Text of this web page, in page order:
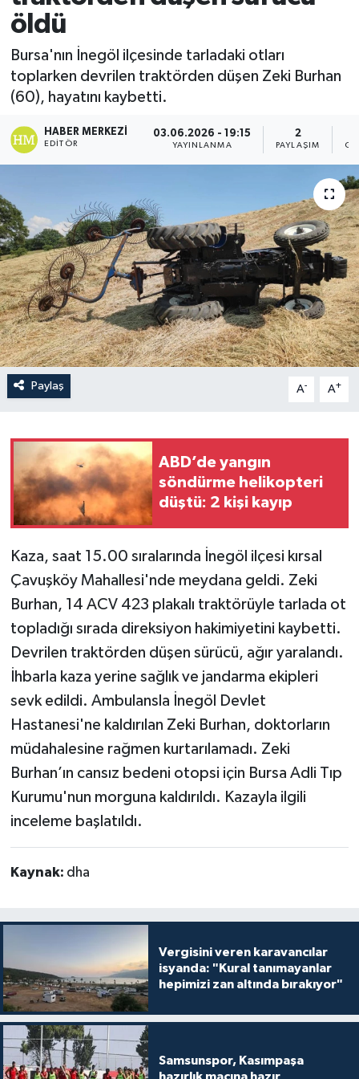
öldü
Bursa'nın İnegöl ilçesinde tarladaki otları
toplarken devrilen traktörden düşen Zeki Burhan
(60), hayatını kaybetti.
HABER MERKEZI
EDITÖR
03.06.2026 - 19:15
YAYINLANMA
2
PAYLAŞIM
Paylaş A- A+
ABD’de yangın
söndürme helikopteri
düştü: 2 kişi kayıp
Kaza, saat 15.00 sıralarında İnegöl ilçesi kırsal
Çavuşköy Mahallesi'nde meydana geldi. Zeki
Burhan, 14 ACV 423 plakalı traktörüyle tarlada ot
topladığı sırada direksiyon hakimiyetini kaybetti.
Devrilen traktörden düşen sürücü, ağır yaralandı.
İhbarla kaza yerine sağlık ve jandarma ekipleri
sevk edildi. Ambulansla İnegöl Devlet
Hastanesi'ne kaldırılan Zeki Burhan, doktorların
müdahalesine rağmen kurtarılamadı. Zeki
Burhan’ın cansız bedeni otopsi için Bursa Adli Tıp
Kurumu'nun morguna kaldırıldı. Kazayla ilgili
inceleme başlatıldı.
Kaynak: dha
Vergisini veren karavancılar
isyanda: "Kural tanımayanlar
hepimizi zan altında bırakıyor"
Samsunspor, Kasımpaşa